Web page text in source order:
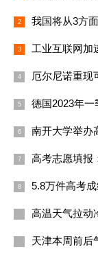
我国将从3方
工业互联网加
厄尔尼诺重现
德国2023年一
南开大学举办
高考志愿填报
5.8万件高考
高温天气拉动
天津本周前后